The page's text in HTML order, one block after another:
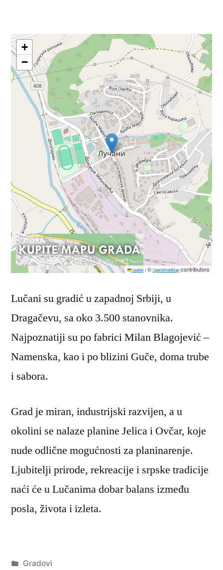
+
−
Leaflet | © OpenStreetMapcontributors
Lučani su gradić u zapadnoj Srbiji, u
Dragačevu, sa oko 3.500 stanovnika.
Najpoznatiji su po fabrici Milan Blagojević –
Namenska, kao i po blizini Guče, doma trube
i sabora.
Grad je miran, industrijski razvijen, a u
okolini se nalaze planine Jelica i Ovčar, koje
nude odlične mogućnosti za planinarenje.
Ljubitelji prirode, rekreacije i srpske tradicije
naći će u Lučanima dobar balans između
posla, života i izleta.
Објављено
Gradovi